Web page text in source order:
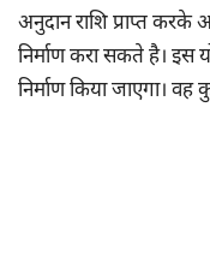
अनुदान राशि प्राप्त
निर्माण करा सकते है। इस
निर्माण किया जाएगा।